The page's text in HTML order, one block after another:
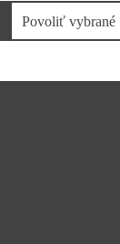
Povoliť vybrané